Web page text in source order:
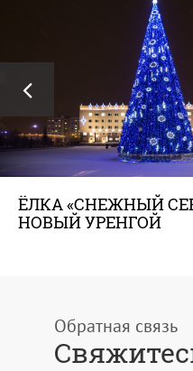
ЁЛКА «СНЕЖНЫЙ
НОВЫЙ УРЕНГОЙ